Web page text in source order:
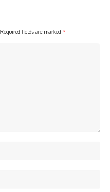
Required fields are marked *